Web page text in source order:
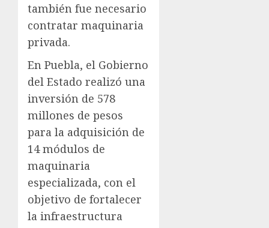
también fue necesario
contratar maquinaria
privada.
En Puebla, el Gobierno
del Estado realizó una
inversión de 578
millones de pesos
para la adquisición de
14 módulos de
maquinaria
especializada, con el
objetivo de fortalecer
la infraestructura